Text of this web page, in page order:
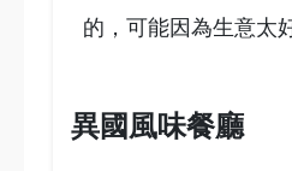
的，可能因為生意太
異國風味餐廳